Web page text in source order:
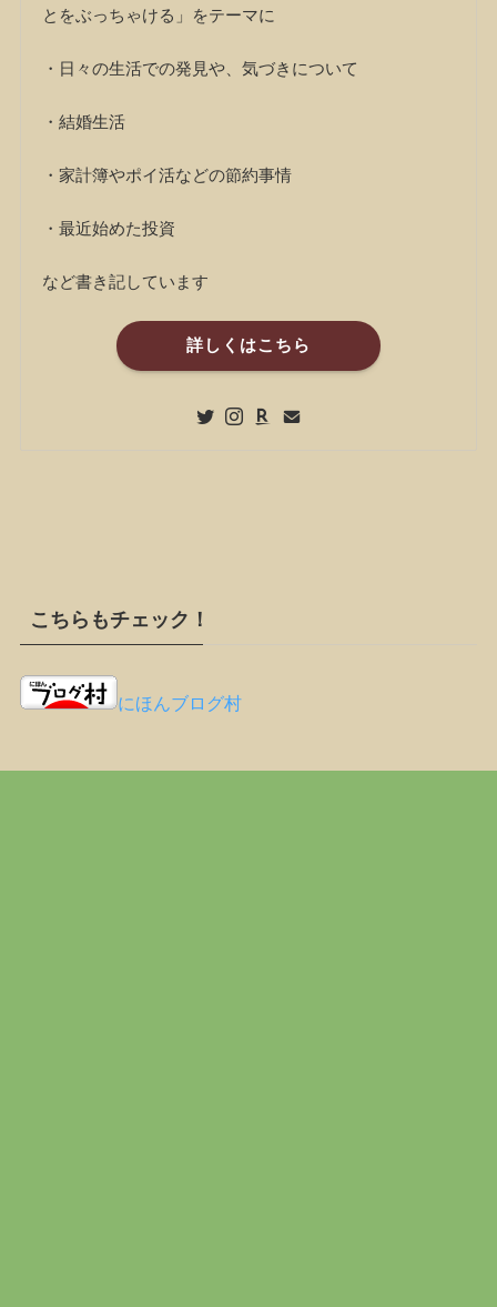
とをぶっちゃける」をテーマに
・日々の生活での発見や、気づきについて
・結婚生活
・家計簿やポイ活などの節約事情
・最近始めた投資
など書き記しています
詳しくはこちら
こちらもチェック！
にほんブログ村